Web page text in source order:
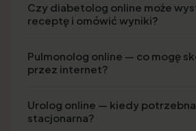
Czy diabetolog online może
receptę i omówić wyniki?
Pulmonolog online — co mogę
przez internet?
Urolog online — kiedy
stacjonarna?